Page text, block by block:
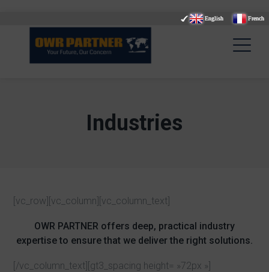
English French
Industries
[vc_row][vc_column][vc_column_text]
OWR PARTNER offers deep, practical industry
expertise to ensure that we deliver the right solutions.
[/vc_column_text][gt3_spacing height= »72px »]